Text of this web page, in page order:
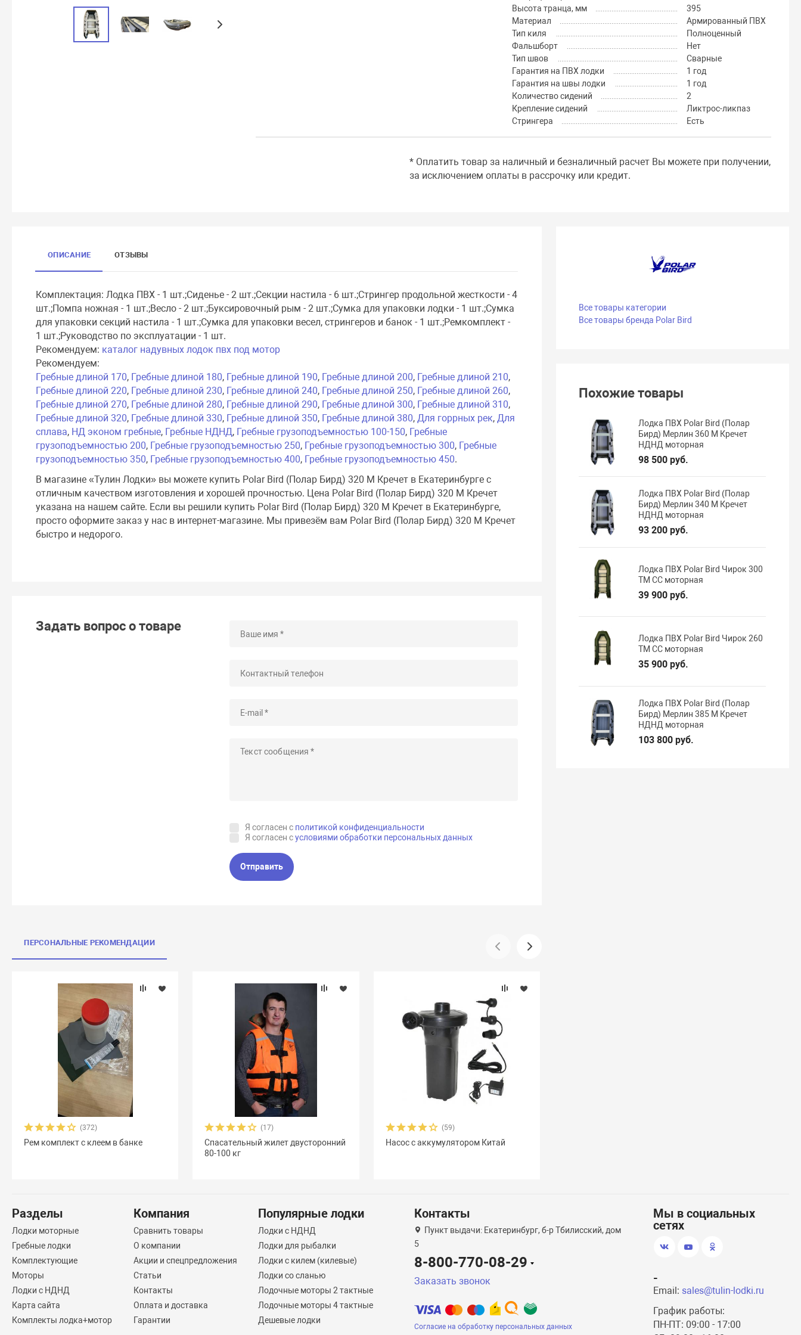
Высота транца, мм
395
Материал
Армированный ПВХ
Тип киля
Полноценный
Фальшборт
Нет
Тип швов
Сварные
Гарантия на ПВХ лодки
1 год
Гарантия на швы лодки
1 год
Количество сидений
2
Крепление сидений
Ликтрос-ликпаз
Стрингера
Есть
* Оплатить товар за наличный и безналичный расчет Вы можете при получении,
за исключением оплаты в рассрочку или кредит.
ОПИСАНИЕ ОТЗЫВЫ
Комплектация: Лодка ПВХ - 1 шт.;Сиденье - 2 шт.;Секции настила - 6 шт.;Стрингер продольной жесткости - 4
шт.;Помпа ножная - 1 шт.;Весло - 2 шт.;Буксировочный рым - 2 шт.;Сумка для упаковки лодки - 1 шт.;Сумка
для упаковки секций настила - 1 шт.;Сумка для упаковки весел, стрингеров и банок - 1 шт.;Ремкомплект -
1 шт.;Руководство по эксплуатации - 1 шт.
Рекомендуем: каталог надувных лодок пвх под мотор
Рекомендуем:
Гребные длиной 170, Гребные длиной 180, Гребные длиной 190, Гребные длиной 200, Гребные длиной 210,
Гребные длиной 220, Гребные длиной 230, Гребные длиной 240, Гребные длиной 250, Гребные длиной 260,
Гребные длиной 270, Гребные длиной 280, Гребные длиной 290, Гребные длиной 300, Гребные длиной 310,
Гребные длиной 320, Гребные длиной 330, Гребные длиной 350, Гребные длиной 380, Для горрных рек, Для
сплава, НД эконом гребные, Гребные НДНД, Гребные грузоподъемностью 100-150, Гребные
грузоподъемностью 200, Гребные грузоподъемностью 250, Гребные грузоподъемностью 300, Гребные
грузоподъемностью 350, Гребные грузоподъемностью 400, Гребные грузоподъемностью 450.
В магазине «Тулин Лодки» вы можете купить Polar Bird (Полар Бирд) 320 M Кречет в Екатеринбурге с
отличным качеством изготовления и хорошей прочностью. Цена Polar Bird (Полар Бирд) 320 M Кречет
указана на нашем сайте. Если вы решили купить Polar Bird (Полар Бирд) 320 M Кречет в Екатеринбурге,
просто оформите заказ у нас в интернет-магазине. Мы привезём вам Polar Bird (Полар Бирд) 320 M Кречет
быстро и недорого.
Задать вопрос о товаре
Я согласен с политикой конфиденциальности
Я согласен сусловиями обработки персональных данных
Отправить
ПЕРСОНАЛЬНЫЕ РЕКОМЕНДАЦИИ
(372)
Рем комплект с клеем в банке
(17)
Спасательный жилет двусторонний
80-100 кг
(59)
Насос с аккумулятором Китай
Все товары категории
Все товары бренда Polar Bird
Похожие товары
Лодка ПВХ Polar Bird (Полар
Бирд) Мерлин 360 M Кречет
НДНД моторная
98 500 руб.
Лодка ПВХ Polar Bird (Полар
Бирд) Мерлин 340 M Кречет
НДНД моторная
93 200 руб.
Лодка ПВХ Polar Bird Чирок 300
ТМ СС моторная
39 900 руб.
Лодка ПВХ Polar Bird Чирок 260
ТМ СС моторная
35 900 руб.
Лодка ПВХ Polar Bird (Полар
Бирд) Мерлин 385 M Кречет
НДНД моторная
103 800 руб.
Разделы
Лодки моторные
Гребные лодки
Комплектующие
Моторы
Лодки с НДНД
Карта сайта
Комплекты лодка+мотор
Компания
Сравнить товары
О компании
Акции и спецпредложения
Статьи
Контакты
Оплата и доставка
Гарантии
Популярные лодки
Лодки с НДНД
Лодки для рыбалки
Лодки с килем (килевые)
Лодки со сланью
Лодочные моторы 2 тактные
Лодочные моторы 4 тактные
Дешевые лодки
Контакты
Пункт выдачи: Екатеринбург, б-р Тбилисский, дом
5
8-800-770-08-29
Заказать звонок
Согласие на обработку персональных данных
Мы в социальных
сетях
-
Email: sales@tulin-lodki.ru
График работы:
ПН-ПТ: 09:00 - 17:00